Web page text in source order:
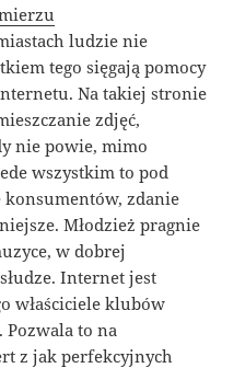
ludzie nie
tego sięgają pomocy
Na takiej stronie
zdjęć,
nie powie, mimo
wszystkim to pod
konsumentów, zdanie
Młodzież pragnie
w dobrej
Internet jest
właściciele klubów
to na
z jak perfekcyjnych